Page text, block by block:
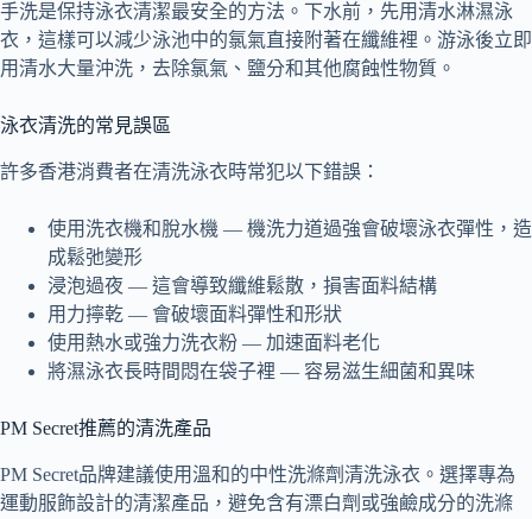
手洗是保持泳衣清潔最安全的方法。下水前，先用清水淋濕泳
衣，這樣可以減少泳池中的氯氣直接附著在纖維裡。游泳後立即
用清水大量沖洗，去除氯氣、鹽分和其他腐蝕性物質。
泳衣清洗的常見誤區
許多香港消費者在清洗泳衣時常犯以下錯誤：
使用洗衣機和脫水機 — 機洗力道過強會破壞泳衣彈性，造
成鬆弛變形
浸泡過夜 — 這會導致纖維鬆散，損害面料結構
用力擰乾 — 會破壞面料彈性和形狀
使用熱水或強力洗衣粉 — 加速面料老化
將濕泳衣長時間悶在袋子裡 — 容易滋生細菌和異味
PM Secret推薦的清洗產品
PM Secret品牌建議使用溫和的中性洗滌劑清洗泳衣。選擇專為
運動服飾設計的清潔產品，避免含有漂白劑或強鹼成分的洗滌